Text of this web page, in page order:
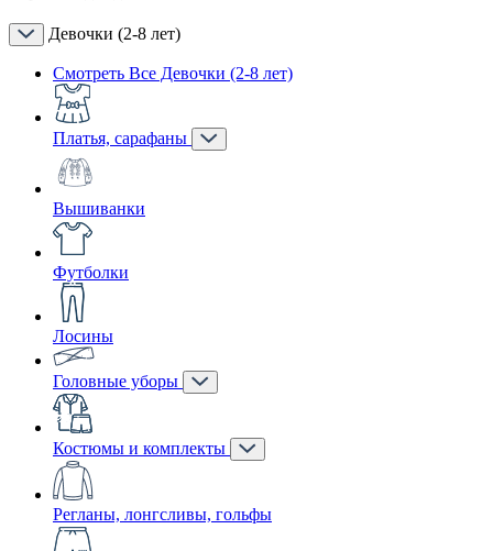
Девочки (2-8 лет)
Смотреть Все Девочки (2-8 лет)
Платья, сарафаны
Вышиванки
Футболки
Лосины
Головные уборы
Костюмы и комплекты
Регланы, лонгсливы, гольфы